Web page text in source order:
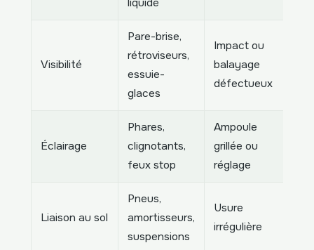
liquide
Visibilité
Pare-brise,
rétroviseurs,
essuie-
glaces
Impact ou
balayage
défectueux
Éclairage
Phares,
clignotants,
feux stop
Ampoule
grillée ou
réglage
Liaison au sol
Pneus,
amortisseurs,
suspensions
Usure
irrégulière